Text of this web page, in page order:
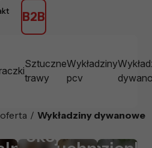
B2B
Sztuczne
trawy
Wykładziny
pcv
/ Wykładziny dywanowe
Pokój